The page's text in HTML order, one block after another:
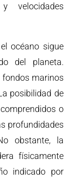
velocidades
océano sigue
del planeta.
fondos marinos
posibilidad de
o
profundidades
obstante, la
físicamente
indicado por